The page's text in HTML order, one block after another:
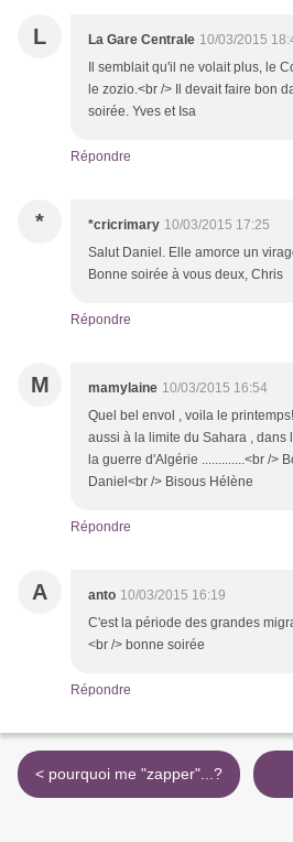
L La Gare Centrale 10/03/2015
Il semblait qu'il ne volait plus, le
le zozio.<br /> Il devait faire bon
soirée. Yves et Isa
Répondre
* *cricrimary 10/03/2015 17:25
Salut Daniel. Elle amorce un
Bonne soirée à vous deux, Chris
Répondre
M mamylaine 10/03/2015 16:54
Quel bel envol , voila le
aussi à la limite du Sahara , dans
la guerre d'Algérie .............<br />
Daniel<br /> Bisous Hélène
Répondre
A anto 10/03/2015 16:19
C'est la période des grandes
<br /> bonne soirée
Répondre
< pourquoi me "zapper"...?